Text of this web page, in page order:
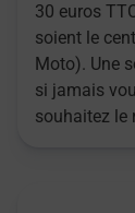
30 euros
soient le
Moto). Une
si jamais
souhaitez le